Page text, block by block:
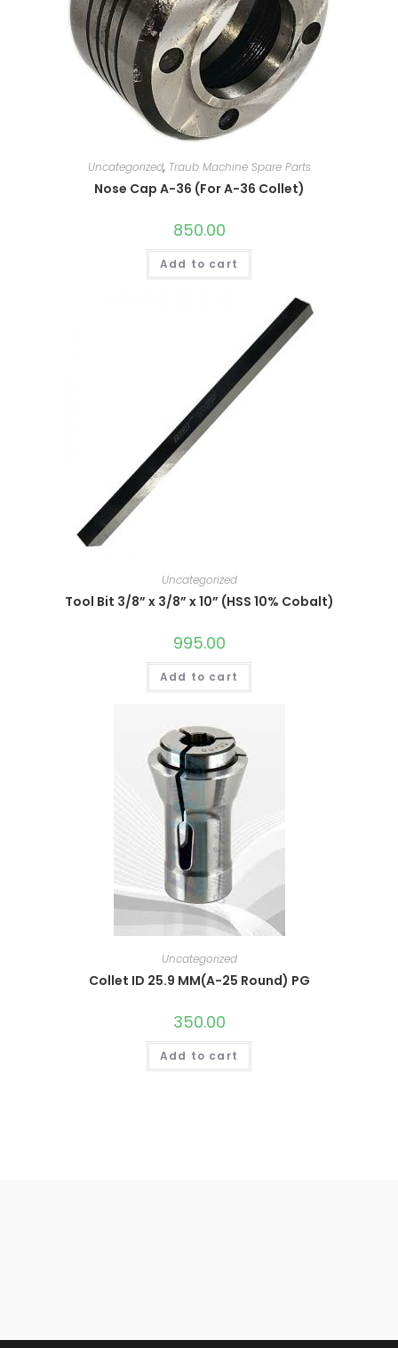
Uncategorized, Traub Machine Spare Parts
Nose Cap A-36 (For A-36 Collet)
850.00
Add to cart
Uncategorized
Tool Bit 3/8” x 3/8” x 10” (HSS 10% Cobalt)
995.00
Add to cart
Uncategorized
Collet ID 25.9 MM(A-25 Round) PG
350.00
Add to cart